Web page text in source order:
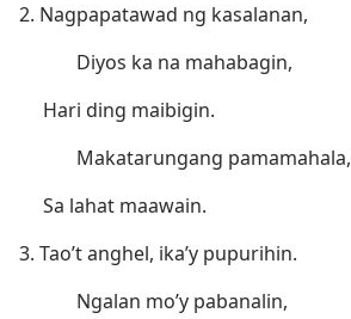
2. Nagpapatawad ng kasalanan,
Diyos ka na mahabagin,
Hari ding maibigin.
Makatarungang pamamahala,
Sa lahat maawain.
3. Tao’t anghel, ika’y pupurihin.
Ngalan mo’y pabanalin,